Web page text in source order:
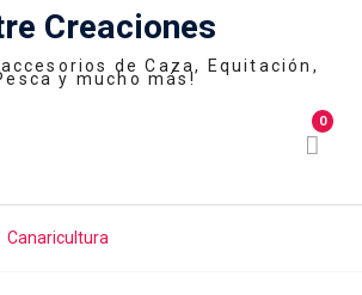
Creaciones
de Caza, Equitación,
y mucho más!
0
Canaricultura